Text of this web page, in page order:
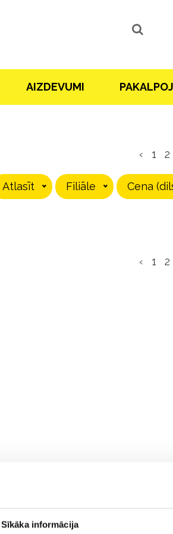
Sīkāka informācija
AIZDEVUMI
‹ 1 2
Cena
Filiāle
Atlasīt
‹ 1 2